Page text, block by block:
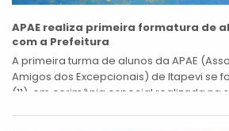
APAE realiza primeira formatura de
com a Prefeitura
A primeira turma de alunos da APAE
Amigos dos Excepcionais) de Itapevi se
(11), em cerimônia especial realizada na